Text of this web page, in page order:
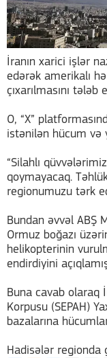
İranın xarici işlər
edərək amerikalı
çıxarılmasını tələb
O, “X”
istənilən hücum və
“Silahlı
qoymayacaq.
regionumuzu tərk
Bundan əvvəl ABŞ
Ormuz boğazı
helikopterinin
endirdiyini
Buna cavab olaraq
Korpusu (SEPAH)
bazalarına
Hadisələr regionda